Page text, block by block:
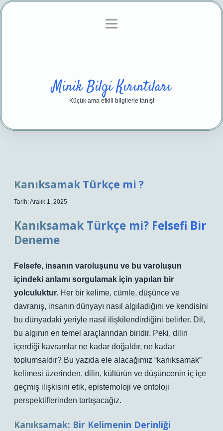
Gizlilik Politikası
menüyü
Minik Bilgi Kırıntıları
Küçük ama etkili bilgilerle tanış!
Kanıksamak Türkçe mi ?
Tarih: Aralık 1, 2025
Kanıksamak Türkçe mi? Felsefi Bir
Deneme
Felsefe, insanın varoluşunu ve bu varoluşun
içindeki anlamı sorgulamak için yapılan bir
yolculuktur. Her bir kelime, cümle, düşünce ve
davranış, insanın dünyayı nasıl algıladığını ve kendisini
bu dünyadaki yeriyle nasıl ilişkilendirdiğini belirler. Dil,
bu algının en temel araçlarından biridir. Peki, dilin
içerdiği kavramlar ne kadar doğaldır, ne kadar
toplumsaldır? Bu yazıda ele alacağımız “kanıksamak”
kelimesi üzerinden, dilin, kültürün ve düşüncenin iç içe
geçmiş ilişkisini etik, epistemoloji ve ontoloji
perspektiflerinden tartışacağız.
Kanıksamak: Bir Kelimenin Derinliği